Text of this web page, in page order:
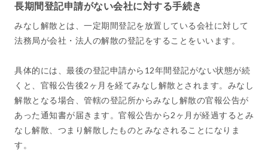
長期間登記申請がない会社に対する手続き
みなし解散とは、一定期間登記を放置している会社に対して
法務局が会社・法人の解散の登記をすることをいいます。
具体的には、最後の登記申請から12年間登記がない状態が続
くと、官報公告後2ヶ月を経てみなし解散とされます。みなし
解散となる場合、管轄の登記所からみなし解散の官報公告が
あった通知書が届きます。官報公告から2ヶ月が経過するとみ
なし解散、つまり解散したものとみなされることになりま
す。